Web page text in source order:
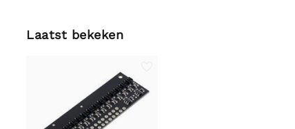
Laatst bekeken